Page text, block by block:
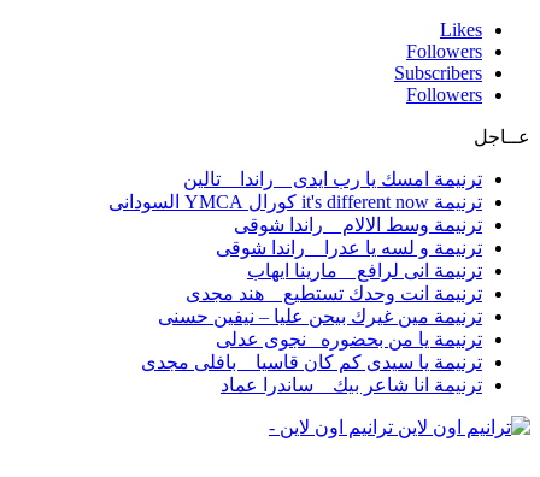
Likes
Followers
Subscribers
Followers
عــاجل
ترنيمة امسك يا رب ايدى _ راندا _ تالين
ترنيمة it's different now كورال YMCA السودانى
ترنيمة وسط الالام _ راندا شوقى
ترنيمة و لسه يا عدرا _ راندا شوقى
ترنيمة انى لرافع _ مارينا ايهاب
ترنيمة انت وحدك تستطيع _ هند مجدى
ترنيمة مين غيرك بيحن عليا – نيفين حسنى
ترنيمة يا من بحضوره _نجوى عدلى
ترنيمة يا سيدى كم كان قاسيا _ بافلى مجدى
ترنيمة انا شاعر بيك _ ساندرا عماد
ترانيم اون لاين -